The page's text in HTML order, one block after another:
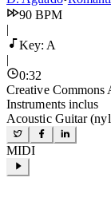
90 BPM
|
Key: A
|
0:32
Creative
Instruments inclus
Acoustic Guitar
MIDI